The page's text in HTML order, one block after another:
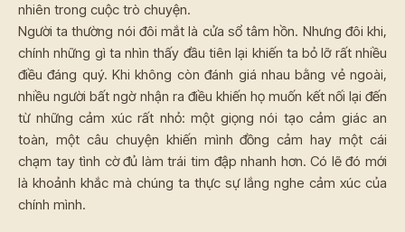
nhiên trong cuộc trò chuyện.
Người ta thường nói đôi mắt là cửa sổ tâm hồn. Nhưng đôi khi,
chính những gì ta nhìn thấy đầu tiên lại khiến ta bỏ lỡ rất nhiều
điều đáng quý. Khi không còn đánh giá nhau bằng vẻ ngoài,
nhiều người bất ngờ nhận ra điều khiến họ muốn kết nối lại đến
từ những cảm xúc rất nhỏ: một giọng nói tạo cảm giác an
toàn, một câu chuyện khiến mình đồng cảm hay một cái
chạm tay tình cờ đủ làm trái tim đập nhanh hơn. Có lẽ đó mới
là khoảnh khắc mà chúng ta thực sự lắng nghe cảm xúc của
chính mình.